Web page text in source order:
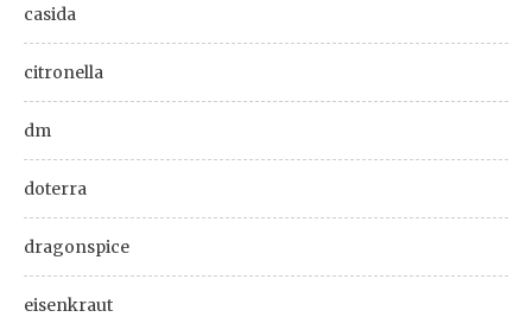
casida
citronella
dm
doterra
dragonspice
eisenkraut